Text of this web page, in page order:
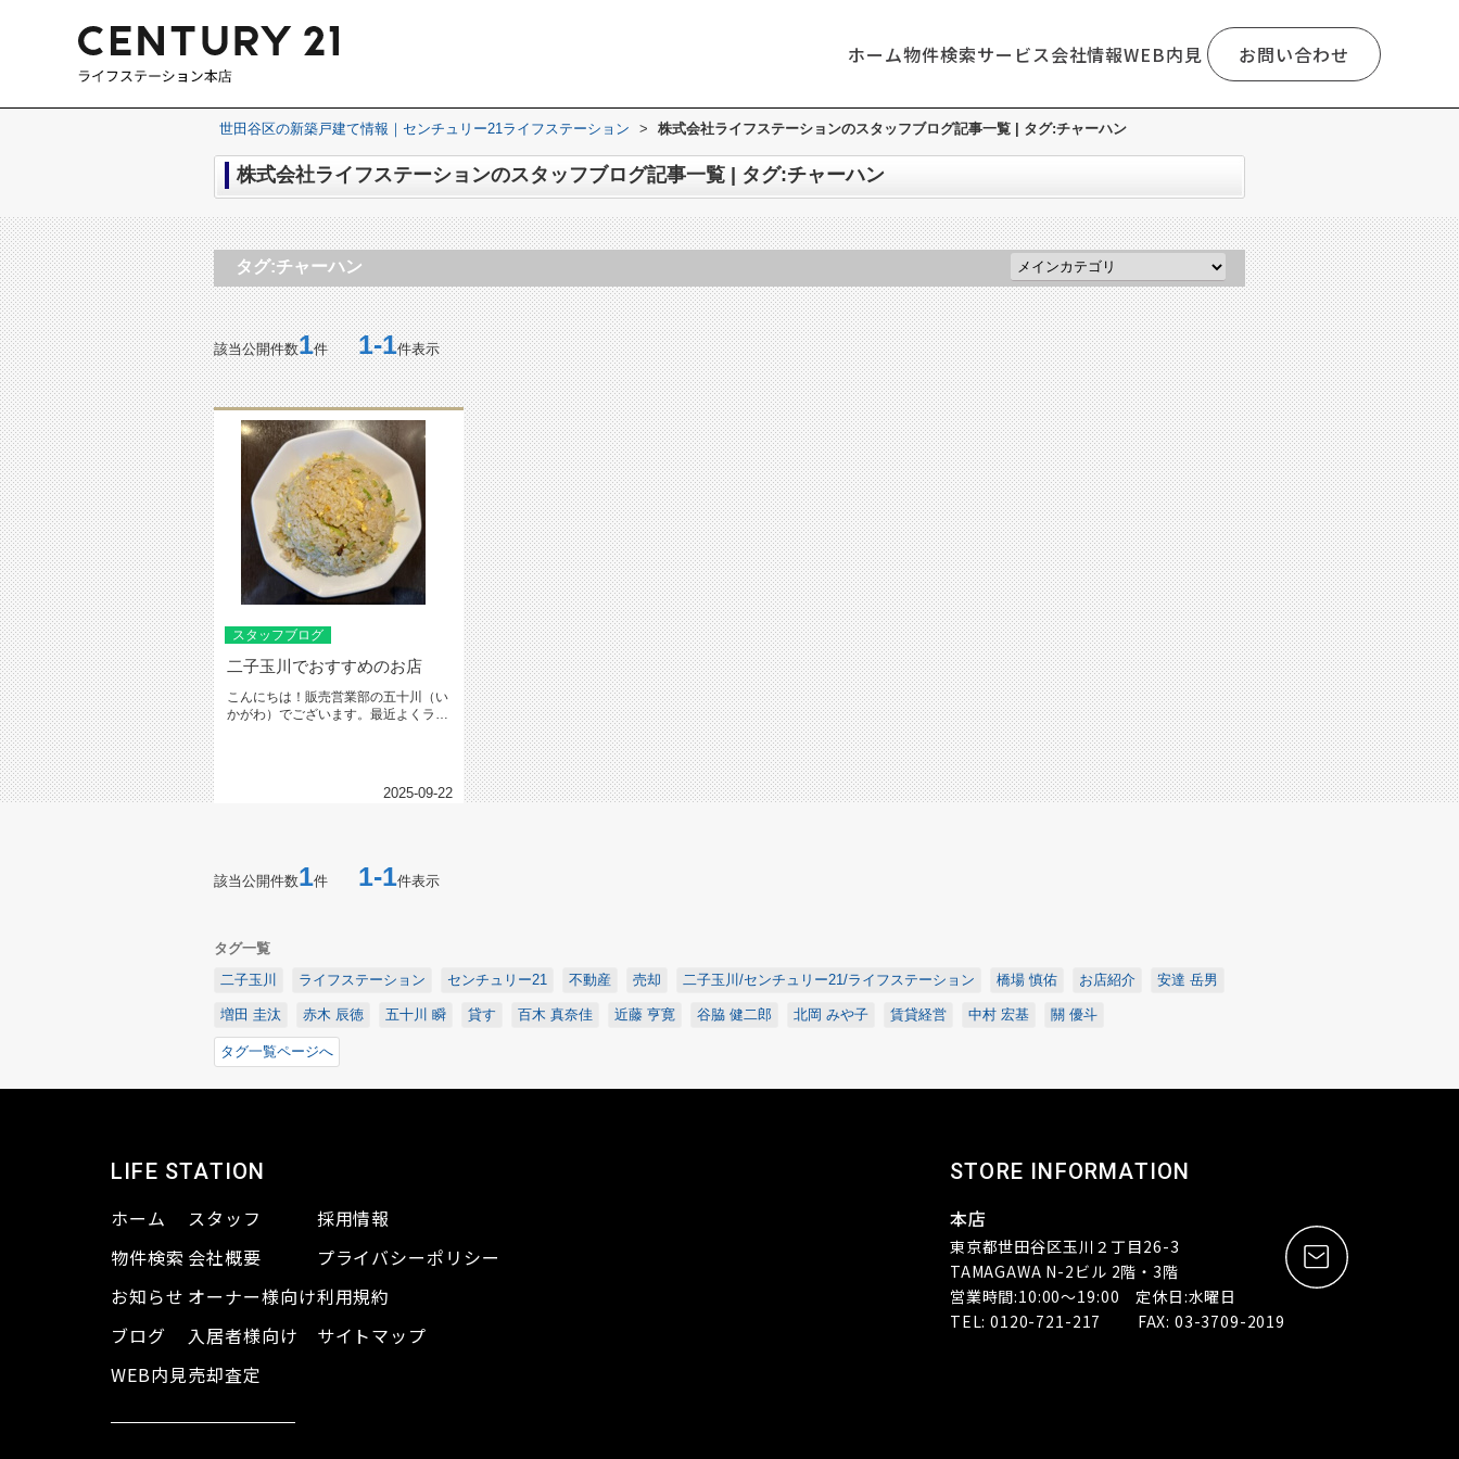
ホーム物件検索サービス会社情報WEB内見 お問い合わせ
世田谷区の新築戸建て情報｜センチュリー21ライフステーション > 株式会社ライフステーションのスタッフブログ記事一覧 | タグ:チャーハン
株式会社ライフステーションのスタッフブログ記事一覧 | タグ:チャーハン
タグ:チャーハン
該当公開件数1件1-1件表示
スタッフブログ
二子玉川でおすすめのお店
こんにちは！販売営業部の五十川（い
かがわ）でございます。最近よくラン
2025-09-22
該当公開件数1件 1-1件表示
タグ一覧
二子玉川
ライフステーション センチュリー21 不動産 売却 二子玉川/センチュリー21/ライフステーション 橋場 慎佑 お店紹介 安達 岳男
増田 圭汰 赤木 辰徳 五十川 瞬 貸す 百木 真奈佳 近藤 亨寛 谷脇 健二郎 北岡 みや子 賃貸経営 中村 宏基 關 優斗
タグ一覧ページへ
LIFE STATION
ホーム
物件検索
お知らせ
ブログ
WEB内見
スタッフ
会社概要
オーナー様向け
入居者様向け
売却査定
採用情報
プライバシーポリシー
利用規約
サイトマップ
STORE INFORMATION
本店
東京都世田谷区玉川２丁目26-3
TAMAGAWA N-2ビル 2階・3階
営業時間:10:00～19:00 定休日:水曜日
TEL: 0120-721-217 FAX: 03-3709-2019